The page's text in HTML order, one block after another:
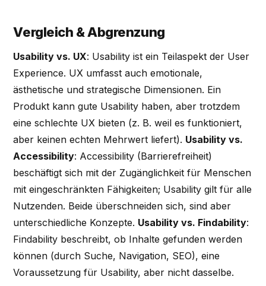
Vergleich & Abgrenzung
Usability vs. UX: Usability ist ein Teilaspekt der User
Experience. UX umfasst auch emotionale,
ästhetische und strategische Dimensionen. Ein
Produkt kann gute Usability haben, aber trotzdem
eine schlechte UX bieten (z. B. weil es funktioniert,
aber keinen echten Mehrwert liefert). Usability vs.
Accessibility: Accessibility (Barrierefreiheit)
beschäftigt sich mit der Zugänglichkeit für Menschen
mit eingeschränkten Fähigkeiten; Usability gilt für alle
Nutzenden. Beide überschneiden sich, sind aber
unterschiedliche Konzepte. Usability vs. Findability:
Findability beschreibt, ob Inhalte gefunden werden
können (durch Suche, Navigation, SEO), eine
Voraussetzung für Usability, aber nicht dasselbe.